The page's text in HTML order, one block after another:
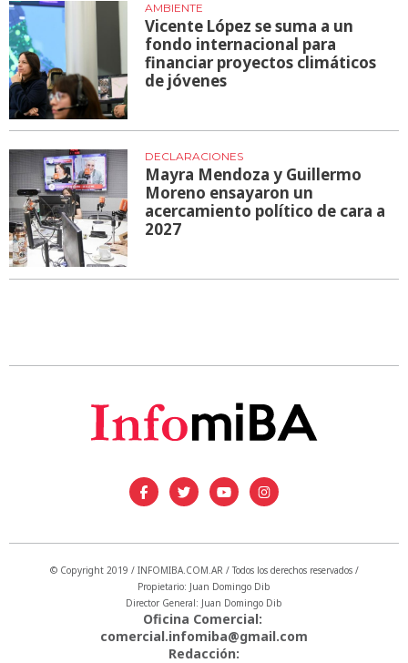
AMBIENTE
Vicente López se suma a un
fondo internacional para
financiar proyectos climáticos
de jóvenes
DECLARACIONES
Mayra Mendoza y Guillermo
Moreno ensayaron un
acercamiento político de cara a
2027
© Copyright 2019 / INFOMIBA.COM.AR / Todos los derechos reservados /
Propietario: Juan Domingo Dib
Director General: Juan Domingo Dib
Oficina Comercial:
comercial.infomiba@gmail.com
Redacción: